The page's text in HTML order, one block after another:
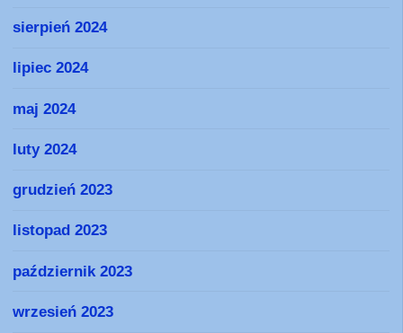
sierpień 2024
lipiec 2024
maj 2024
luty 2024
grudzień 2023
listopad 2023
październik 2023
wrzesień 2023